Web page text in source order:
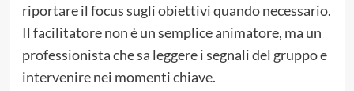
riportare il focus sugli obiettivi quando necessario.
Il facilitatore non è un semplice animatore, ma un
professionista che sa leggere i segnali del gruppo e
intervenire nei momenti chiave.